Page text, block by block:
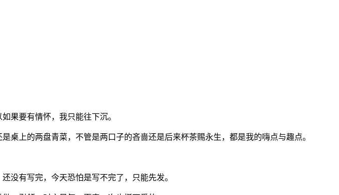
果要有情怀，我只能往下沉。
上的两盘青菜，不管是两口子的吝啬还是后来杯茶赐永生，都是我的嗨点与趣点。
没有写完，今天恐怕是写不完了，只能先发。